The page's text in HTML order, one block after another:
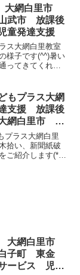
大網白里市
武市 放課後
童発達支援
ス大網白里教室
様子です(^^)暑い
ってきてくれて
にスタッフ運動
プラス大網
支援 放課後
網白里市 茂
プラス大網白里
拾い、新聞紙破
ご紹介します(*^-
大網白里市
子町 東金
ービス 児童